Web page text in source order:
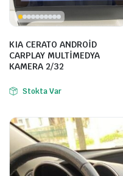
KIA CERATO ANDROİD
CARPLAY MULTİMEDYA
KAMERA 2/32
Stokta Var